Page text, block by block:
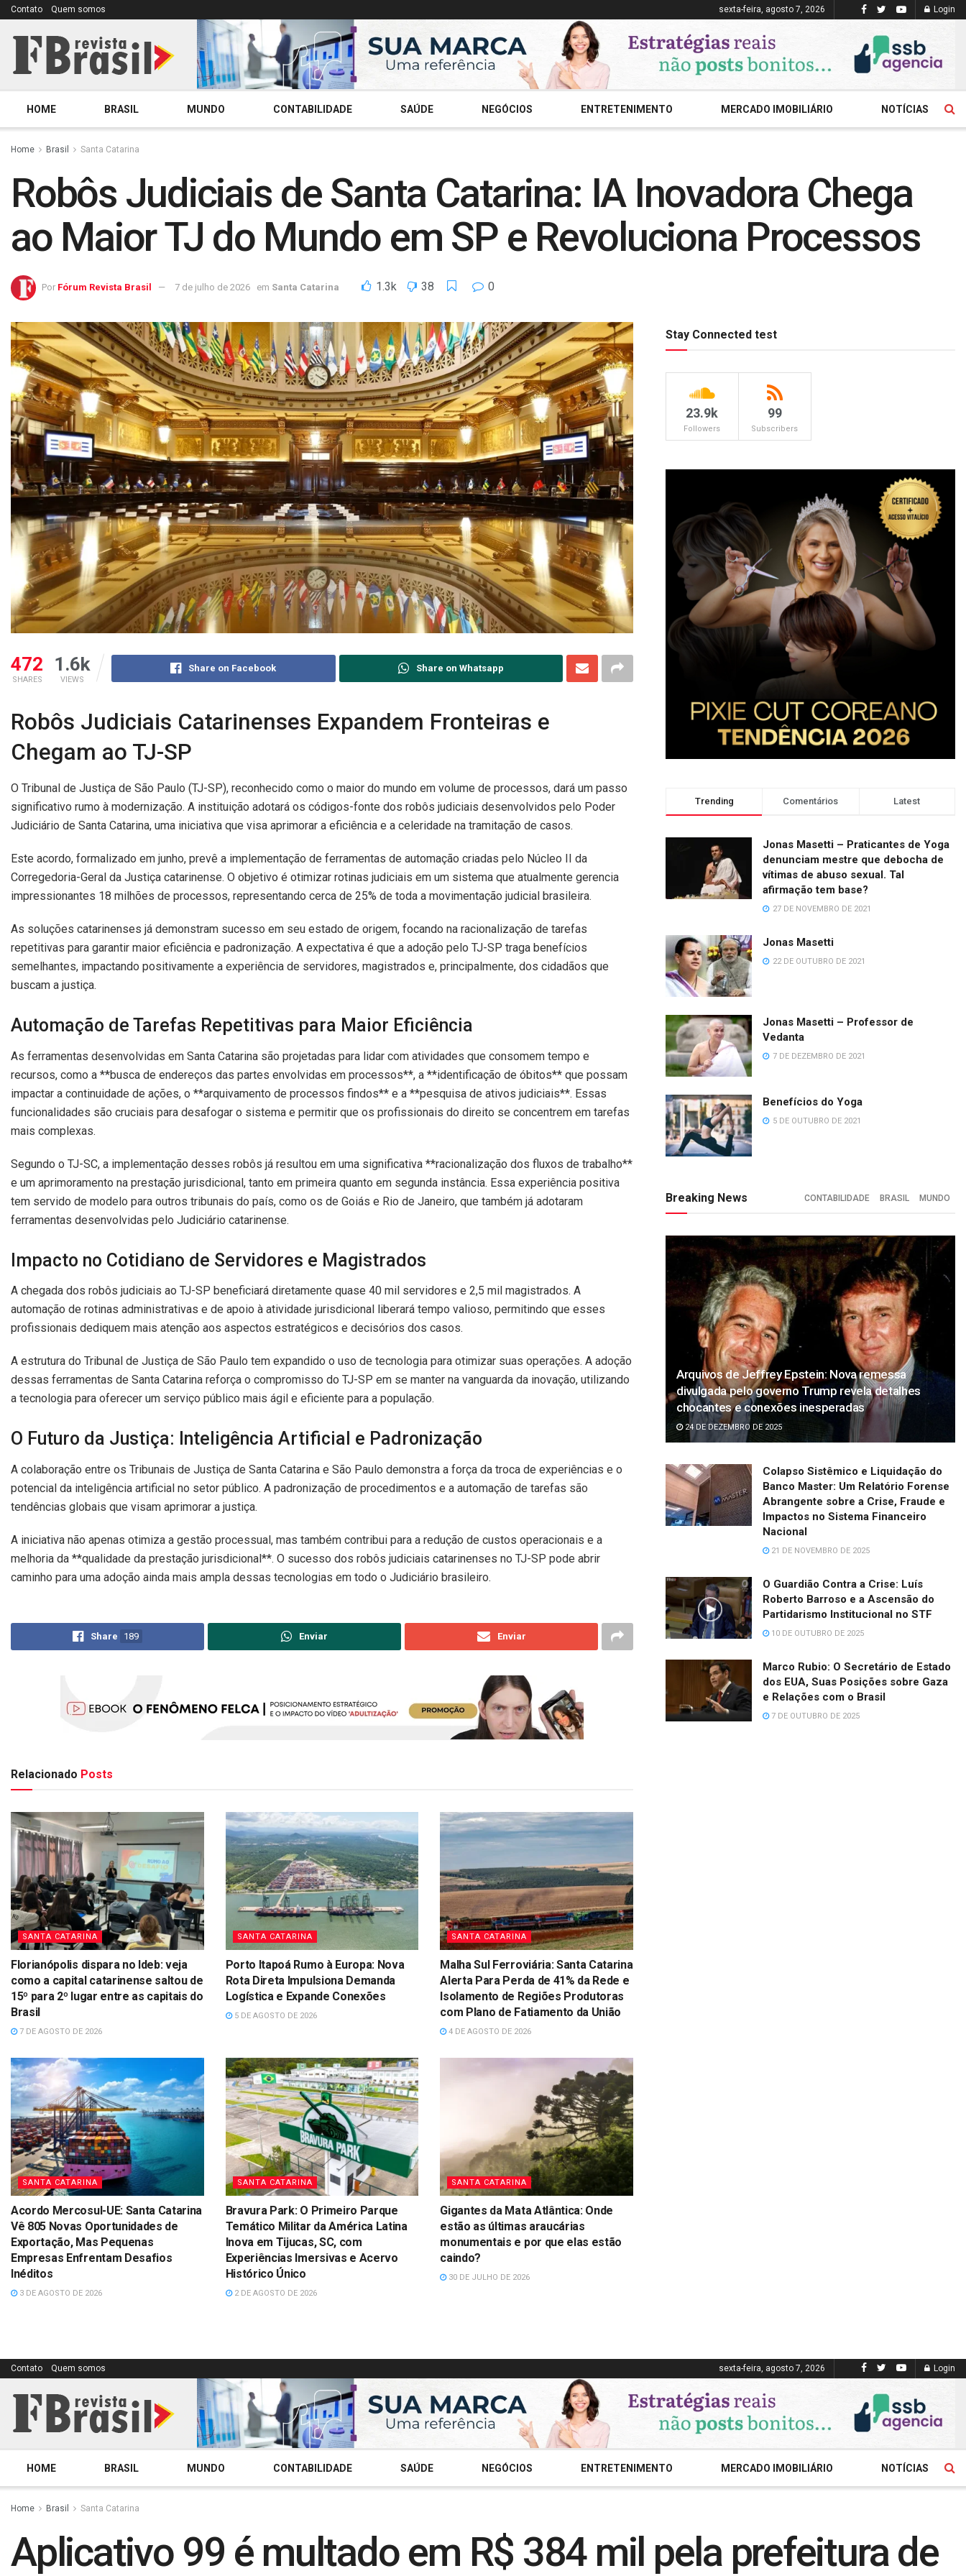
Contato Quem somos sexta-feira, agosto 7, 2026 Login
HOME BRASIL MUNDO CONTABILIDADE SAÚDE NEGÓCIOS ENTRETENIMENTO MERCADO IMOBILIÁRIO NOTÍCIAS
Home Brasil Santa Catarina
Robôs Judiciais de Santa Catarina: IA Inovadora Chega
ao Maior TJ do Mundo em SP e Revoluciona Processos
Por Fórum Revista Brasil 7 de julho de 2026 em Santa Catarina 1.3k 38 0
472
SHARES
1.6k
VIEWS
Share on Facebook Share on Whatsapp
Robôs Judiciais Catarinenses Expandem Fronteiras e
Chegam ao TJ-SP
O Tribunal de Justiça de São Paulo (TJ-SP), reconhecido como o maior do mundo em volume de processos, dará um passo
significativo rumo à modernização. A instituição adotará os códigos-fonte dos robôs judiciais desenvolvidos pelo Poder
Judiciário de Santa Catarina, uma iniciativa que visa aprimorar a eficiência e a celeridade na tramitação de casos.
Este acordo, formalizado em junho, prevê a implementação de ferramentas de automação criadas pelo Núcleo II da
Corregedoria-Geral da Justiça catarinense. O objetivo é otimizar rotinas judiciais em um sistema que atualmente gerencia
impressionantes 18 milhões de processos, representando cerca de 25% de toda a movimentação judicial brasileira.
As soluções catarinenses já demonstram sucesso em seu estado de origem, focando na racionalização de tarefas
repetitivas para garantir maior eficiência e padronização. A expectativa é que a adoção pelo TJ-SP traga benefícios
semelhantes, impactando positivamente a experiência de servidores, magistrados e, principalmente, dos cidadãos que
buscam a justiça.
Automação de Tarefas Repetitivas para Maior Eficiência
As ferramentas desenvolvidas em Santa Catarina são projetadas para lidar com atividades que consomem tempo e
recursos, como a **busca de endereços das partes envolvidas em processos**, a **identificação de óbitos** que possam
impactar a continuidade de ações, o **arquivamento de processos findos** e a **pesquisa de ativos judiciais**. Essas
funcionalidades são cruciais para desafogar o sistema e permitir que os profissionais do direito se concentrem em tarefas
mais complexas.
Segundo o TJ-SC, a implementação desses robôs já resultou em uma significativa **racionalização dos fluxos de trabalho**
e um aprimoramento na prestação jurisdicional, tanto em primeira quanto em segunda instância. Essa experiência positiva
tem servido de modelo para outros tribunais do país, como os de Goiás e Rio de Janeiro, que também já adotaram
ferramentas desenvolvidas pelo Judiciário catarinense.
Impacto no Cotidiano de Servidores e Magistrados
A chegada dos robôs judiciais ao TJ-SP beneficiará diretamente quase 40 mil servidores e 2,5 mil magistrados. A
automação de rotinas administrativas e de apoio à atividade jurisdicional liberará tempo valioso, permitindo que esses
profissionais dediquem mais atenção aos aspectos estratégicos e decisórios dos casos.
A estrutura do Tribunal de Justiça de São Paulo tem expandido o uso de tecnologia para otimizar suas operações. A adoção
dessas ferramentas de Santa Catarina reforça o compromisso do TJ-SP em se manter na vanguarda da inovação, utilizando
a tecnologia para oferecer um serviço público mais ágil e eficiente para a população.
O Futuro da Justiça: Inteligência Artificial e Padronização
A colaboração entre os Tribunais de Justiça de Santa Catarina e São Paulo demonstra a força da troca de experiências e o
potencial da inteligência artificial no setor público. A padronização de procedimentos e a automação de tarefas são
tendências globais que visam aprimorar a justiça.
A iniciativa não apenas otimiza a gestão processual, mas também contribui para a redução de custos operacionais e a
melhoria da **qualidade da prestação jurisdicional**. O sucesso dos robôs judiciais catarinenses no TJ-SP pode abrir
caminho para uma adoção ainda mais ampla dessas tecnologias em todo o Judiciário brasileiro.
Share 189 Enviar Enviar
Relacionado Posts
SANTA CATARINA
Florianópolis dispara no Ideb: veja
como a capital catarinense saltou de
15º para 2º lugar entre as capitais do
Brasil
7 DE AGOSTO DE 2026
SANTA CATARINA
Porto Itapoá Rumo à Europa: Nova
Rota Direta Impulsiona Demanda
Logística e Expande Conexões
5 DE AGOSTO DE 2026
SANTA CATARINA
Malha Sul Ferroviária: Santa Catarina
Alerta Para Perda de 41% da Rede e
Isolamento de Regiões Produtoras
com Plano de Fatiamento da União
4 DE AGOSTO DE 2026
SANTA CATARINA
Acordo Mercosul-UE: Santa Catarina
Vê 805 Novas Oportunidades de
Exportação, Mas Pequenas
Empresas Enfrentam Desafios
Inéditos
3 DE AGOSTO DE 2026
SANTA CATARINA
Bravura Park: O Primeiro Parque
Temático Militar da América Latina
Inova em Tijucas, SC, com
Experiências Imersivas e Acervo
Histórico Único
2 DE AGOSTO DE 2026
SANTA CATARINA
Gigantes da Mata Atlântica: Onde
estão as últimas araucárias
monumentais e por que elas estão
caindo?
30 DE JULHO DE 2026
Stay Connected test
23.9k
Followers
99
Subscribers
Trending Comentários Latest
Jonas Masetti – Praticantes de Yoga
denunciam mestre que debocha de
vítimas de abuso sexual. Tal
afirmação tem base?
27 DE NOVEMBRO DE 2021
Jonas Masetti
22 DE OUTUBRO DE 2021
Jonas Masetti – Professor de
Vedanta
7 DE DEZEMBRO DE 2021
Benefícios do Yoga
5 DE OUTUBRO DE 2021
Breaking News CONTABILIDADE BRASIL MUNDO
Arquivos de Jeffrey Epstein: Nova remessa
divulgada pelo governo Trump revela detalhes
chocantes e conexões inesperadas
24 DE DEZEMBRO DE 2025
Colapso Sistêmico e Liquidação do
Banco Master: Um Relatório Forense
Abrangente sobre a Crise, Fraude e
Impactos no Sistema Financeiro
Nacional
21 DE NOVEMBRO DE 2025
O Guardião Contra a Crise: Luís
Roberto Barroso e a Ascensão do
Partidarismo Institucional no STF
10 DE OUTUBRO DE 2025
Marco Rubio: O Secretário de Estado
dos EUA, Suas Posições sobre Gaza
e Relações com o Brasil
7 DE OUTUBRO DE 2025
Contato Quem somos sexta-feira, agosto 7, 2026 Login
HOME BRASIL MUNDO CONTABILIDADE SAÚDE NEGÓCIOS ENTRETENIMENTO MERCADO IMOBILIÁRIO NOTÍCIAS
Home Brasil Santa Catarina
Aplicativo 99 é multado em R$ 384 mil pela prefeitura de